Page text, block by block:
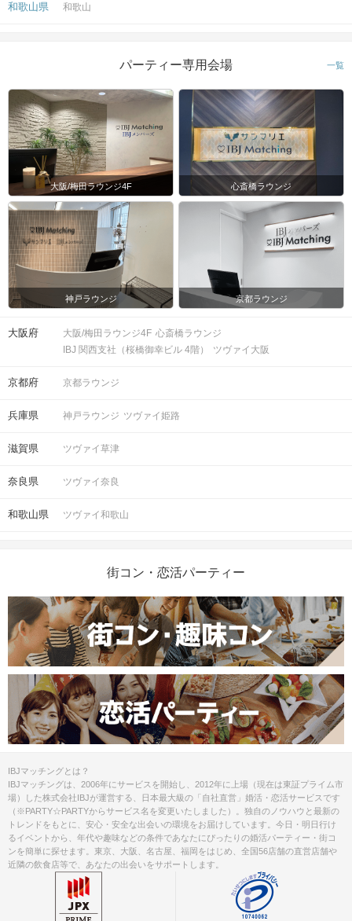
和歌山県 和歌山
パーティー専用会場 一覧
大阪/梅田ラウンジ4F 心斎橋ラウンジ
神戸ラウンジ 京都ラウンジ
大阪府 大阪/梅田ラウンジ4F 心斎橋ラウンジ
IBJ 関西支社（桜橋御幸ビル 4階）
ツヴァイ大阪
京都府 京都ラウンジ
兵庫県 神戸ラウンジ ツヴァイ姫路
滋賀県 ツヴァイ草津
奈良県 ツヴァイ奈良
和歌山県 ツヴァイ和歌山
街コン・恋活パーティー
IBJマッチングとは？
IBJマッチングは、2006年にサービスを開始し、2012年に上場（現在は東証プライム市
場）した株式会社IBJが運営する、日本最大級の「自社直営」婚活・恋活サービスです
（※PARTY☆PARTYからサービス名を変更いたしました）。独自のノウハウと最新の
トレンドをもとに、安心・安全な出会いの環境をお届けしています。今日・明日行け
るイベントから、年代や趣味などの条件であなたにぴったりの婚活パーティー・街コ
ンを簡単に探せます。東京、大阪、名古屋、福岡をはじめ、全国56店舗の直営店舗や
近隣の飲食店等で、あなたの出会いをサポートします。